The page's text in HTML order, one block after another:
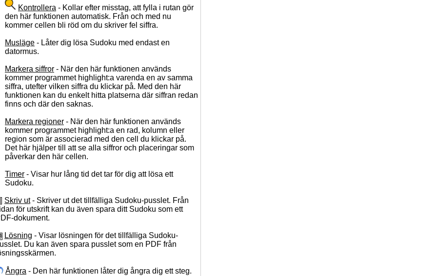
Kontrollera - Kollar efter misstag, att fylla i rutan gör
den här funktionen automatisk. Från och med nu
kommer cellen bli röd om du skriver fel siffra.
Musläge - Låter dig lösa Sudoku med endast en
datormus.
Markera siffror - När den här funktionen används
kommer programmet highlight:a varenda en av samma
siffra, utefter vilken siffra du klickar på. Med den här
funktionen kan du enkelt hitta platserna där siffran redan
finns och där den saknas.
Markera regioner - När den här funktionen används
kommer programmet highlight:a en rad, kolumn eller
region som är associerad med den cell du klickar på.
Det här hjälper till att se alla siffror och placeringar som
påverkar den här cellen.
Timer - Visar hur lång tid det tar för dig att lösa ett
Sudoku.
Skriv ut- Skriver ut det tillfälliga Sudoku-pusslet. Från
för utskrift kan du även spara ditt Sudoku som ett
dokument.
Lösning - Visar lösningen för det tillfälliga Sudoku-
Du kan även spara pusslet som en PDF från
Ångra - Den här funktionen låter dig ångra dig ett steg.